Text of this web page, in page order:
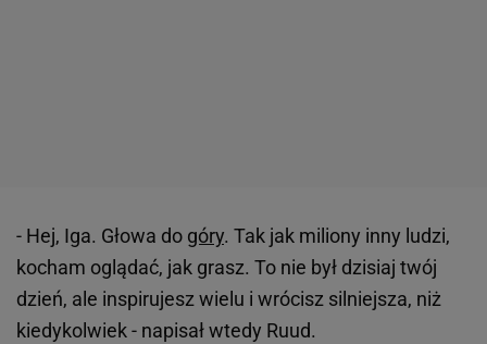
- Hej, Iga. Głowa do góry. Tak jak miliony inny ludzi,
kocham oglądać, jak grasz. To nie był dzisiaj twój
dzień, ale inspirujesz wielu i wrócisz silniejsza, niż
kiedykolwiek - napisał wtedy Ruud.